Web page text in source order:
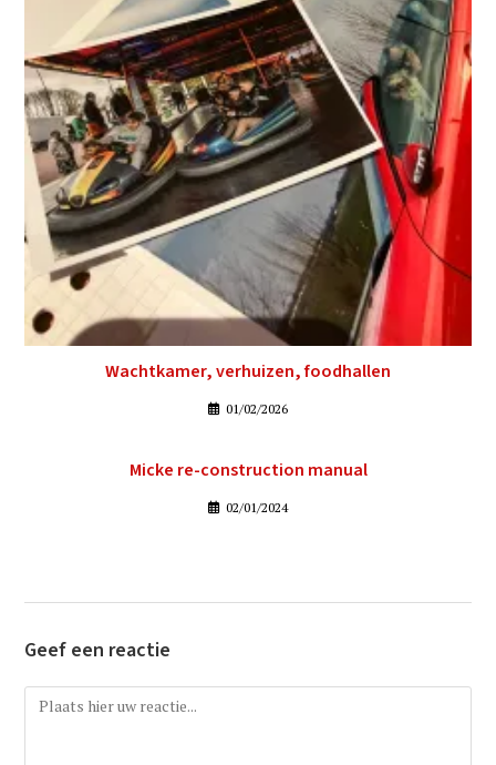
Wachtkamer, verhuizen, foodhallen
01/02/2026
Micke re-construction manual
02/01/2024
Geef een reactie
Reactie